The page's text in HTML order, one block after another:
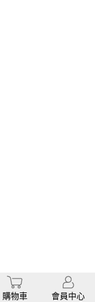
購物車 會員中心